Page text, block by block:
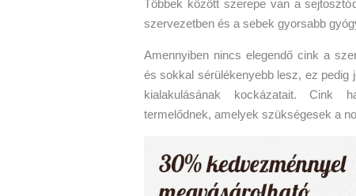
Többek között szerepe van a
szervezetben és a sebek gyorsabb
Amennyiben nincs elegendő cink a
és sokkal sérülékenyebb lesz, ez pedig
kialakulásának kockázatait. Cink
termelődnek, amelyek szükségesek a